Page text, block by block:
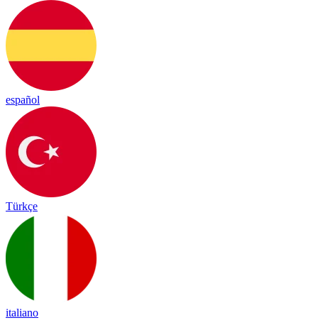
español
Türkçe
italiano